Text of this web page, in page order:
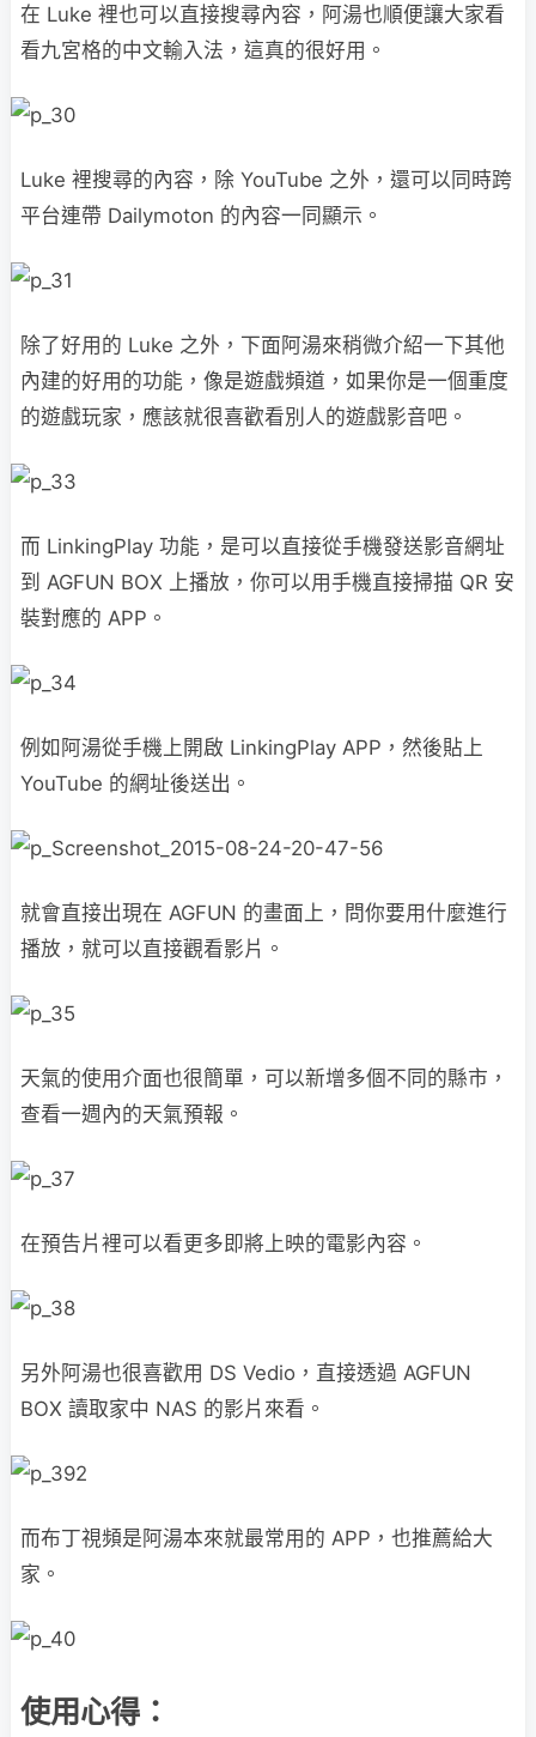
在 Luke 裡也可以直接搜尋內容，阿湯也順便讓大家看
看九宮格的中文輸入法，這真的很好用。
Luke 裡搜尋的內容，除 YouTube 之外，還可以同時跨
平台連帶 Dailymoton 的內容一同顯示。
除了好用的 Luke 之外，下面阿湯來稍微介紹一下其他
內建的好用的功能，像是遊戲頻道，如果你是一個重度
的遊戲玩家，應該就很喜歡看別人的遊戲影音吧。
而 LinkingPlay 功能，是可以直接從手機發送影音網址
到 AGFUN BOX 上播放，你可以用手機直接掃描 QR 安
裝對應的 APP。
例如阿湯從手機上開啟 LinkingPlay APP，然後貼上
YouTube 的網址後送出。
就會直接出現在 AGFUN 的畫面上，問你要用什麼進行
播放，就可以直接觀看影片。
天氣的使用介面也很簡單，可以新增多個不同的縣市，
查看一週內的天氣預報。
在預告片裡可以看更多即將上映的電影內容。
另外阿湯也很喜歡用 DS Vedio，直接透過 AGFUN
BOX 讀取家中 NAS 的影片來看。
而布丁視頻是阿湯本來就最常用的 APP，也推薦給大
家。
使用心得：